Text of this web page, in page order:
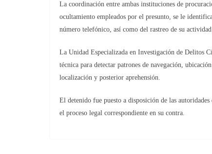
La coordinación entre ambas instituciones de
ocultamiento empleados por el presunto, se le
número telefónico, así como del rastreo de su
La Unidad Especializada en Investigación de Delitos
técnica para detectar patrones de navegación,
localización y posterior aprehensión.
El detenido fue puesto a disposición de las
el proceso legal correspondiente en su contra.